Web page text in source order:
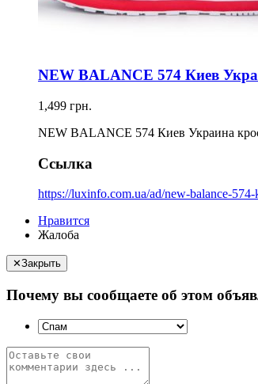
NEW BALANCE 574 Киев
1,499 грн.
NEW BALANCE 574 Киев Украина
Ссылка
https://luxinfo.com.ua/ad/new-balance-
Нравится
Жалоба
✕Закрыть
Почему вы сообщаете об этом